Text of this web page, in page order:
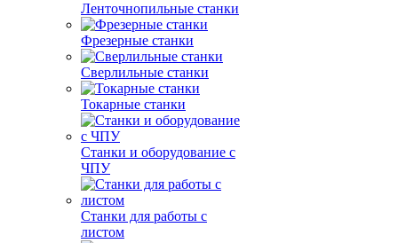
Ленточнопильные станки
Фрезерные станки
Сверлильные станки
Токарные станки
Станки и оборудование с
ЧПУ
Станки для работы с
листом